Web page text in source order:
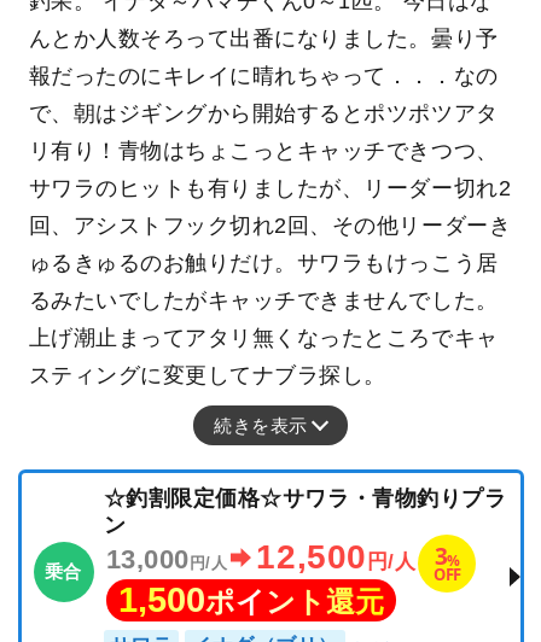
んとか人数そろって出番になりました。曇り予
報だったのにキレイに晴れちゃって．．．なの
で、朝はジギングから開始するとポツポツアタ
リ有り！青物はちょこっとキャッチできつつ、
サワラのヒットも有りましたが、リーダー切れ2
回、アシストフック切れ2回、その他リーダーき
ゅるきゅるのお触りだけ。サワラもけっこう居
るみたいでしたがキャッチできませんでした。
上げ潮止まってアタリ無くなったところでキャ
スティングに変更してナブラ探し。
続きを表示
乗合
☆釣割限定価格☆サワラ・青物釣りプラ
ン
13,000 円/人 12,500 円/人 3%
OFF
1,500ポイント還元